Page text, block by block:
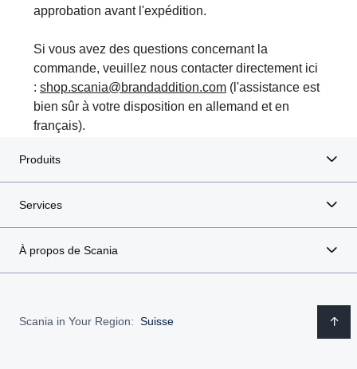
approbation avant l'expédition.
Si vous avez des questions concernant la
commande, veuillez nous contacter directement ici
: shop.scania@brandaddition.com (l'assistance est
bien sûr à votre disposition en allemand et en
français).
Produits
Services
À propos de Scania
Scania in Your Region: Suisse